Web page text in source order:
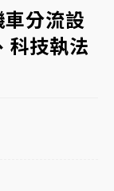
今晚、明天影
車輛最高罰
格維持不變
分流設
技執法